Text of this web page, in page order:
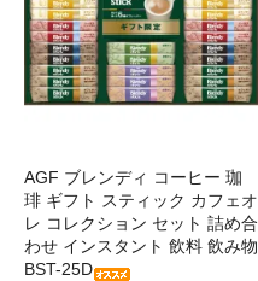
AGF ブレンディ コーヒー 珈
琲 ギフト スティック カフェオ
レ コレクション セット 詰め合
わせ インスタント 飲料 飲み物
BST-25D